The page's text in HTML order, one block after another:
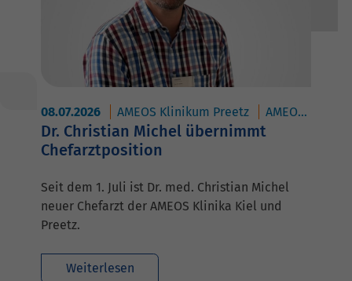
08.07.2026 AMEOS Klinikum Preetz AMEOS Klinikum Kiel
Dr. Christian Michel übernimmt
Chefarztposition
Seit dem 1. Juli ist Dr. med. Christian Michel
neuer Chefarzt der AMEOS Klinika Kiel und
Preetz.
Weiterlesen